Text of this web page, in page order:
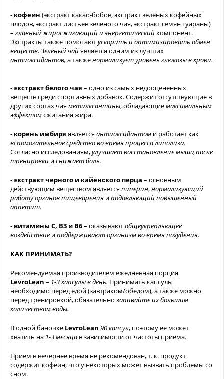
- кофеин (экстракт какао-бобов, экстракт зеленых кофейных
плодов, экстракт листьев зеленого чая, экстракт семян гуараны)
– главный жиросжигающий и энергетический компонент.
Экстракты также помогаютускорить и оптимизировать обмен
веществ.Зеленый чай является одним из лучших
антиоксидантов, а такженормализует уровень глюкозы в крови.
-экстракт белого чая – одно из самых недооцененных
веществ среди спортивных добавок. Содержит отсутствующие в
других сортах чаяметилксантины, обладающиемаксимальным
эффектомсжигания жира.
- корень имбиря являетсяантиоксидантом и работает как
вспомогательное средство во время процесса липолиза.
Согласно исследованиям,улучшает восстановление мышц после
тренировки иснижает боль.
-экстракт черного и кайенского перца – основным
действующим веществом являетсяпиперин,нормализующий
работу органов пищеварения иподавляющий повышенный
аппетит.
- витамины С, В3 и В6– оказываютобщеукрепляющее
воздействие иподдерживают организм во время похудения.
КАК ПРИНИМАТЬ?
Рекомендуемая производителем ежедневная порция
LevroLean – 1-3 капсулы в день. Принимать капсулы
необходимо перед едой (завтраком/обедом), а также можно
перед тренировкой, обязательно запивайте их большим
количеством воды.
В одной баночке LevroLean 90 капсул, поэтому ее может
хватить на 1-3 месяца в зависимости от частоты приема.
Прием в вечернее время не рекомендован,т. к. продукт
содержит кофеин, что у некоторых может вызвать проблемы со
сном.